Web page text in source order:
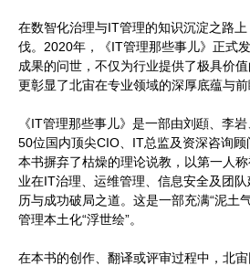
在数智化治理与IT管理的知识沉淀之路
伐。2020年，《IT管理那些事儿》正式
成果的问世，不仅为行业提供了极具价
更彰显了北宙在专业领域的深厚底蕴与前
《IT管理那些事儿》是一部由刘頲、李
50位国内顶尖CIO、IT总监及资深咨询顾
本书摒弃了枯燥的理论说教，以第一人
业在IT治理、运维管理、信息安全及团
历与成功破局之道。这是一部充满“泥土
管理本土化“浮世绘”。
在本书的创作、翻译或评审过程中，北